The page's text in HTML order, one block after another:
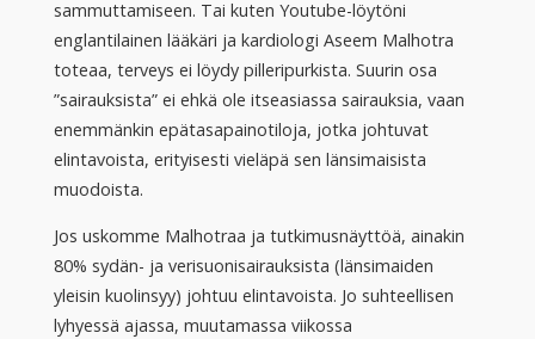
sammuttamiseen. Tai kuten Youtube-löytöni
englantilainen lääkäri ja kardiologi Aseem Malhotra
toteaa, terveys ei löydy pilleripurkista. Suurin osa
”sairauksista” ei ehkä ole itseasiassa sairauksia, vaan
enemmänkin epätasapainotiloja, jotka johtuvat
elintavoista, erityisesti vieläpä sen länsimaisista
muodoista.
Jos uskomme Malhotraa ja tutkimusnäyttöä, ainakin
80% sydän- ja verisuonisairauksista (länsimaiden
yleisin kuolinsyy) johtuu elintavoista. Jo suhteellisen
lyhyessä ajassa, muutamassa viikossa